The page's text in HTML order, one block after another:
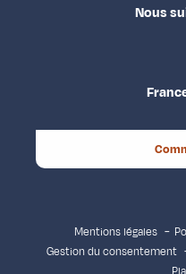
Nous
Mentions légales
Gestion du consentement